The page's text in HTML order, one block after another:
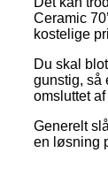
Ceramic
kostelige
Du skal
gunstig, så
omsluttet
Generelt
en løsning